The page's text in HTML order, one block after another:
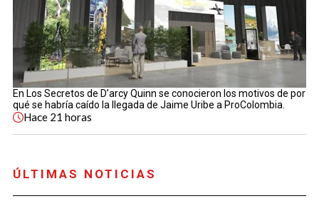
En Los Secretos de D’arcy Quinn se conocieron los motivos de por
qué se habría caído la llegada de Jaime Uribe a ProColombia.
Hace 21 horas
ÚLTIMAS NOTICIAS